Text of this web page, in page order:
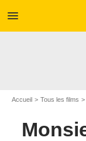
menu
Accueil Tous les films